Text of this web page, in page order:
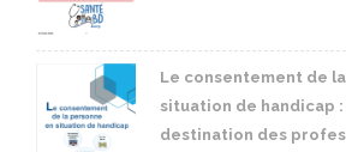
Le consentement de
situation de handicap :
destination des